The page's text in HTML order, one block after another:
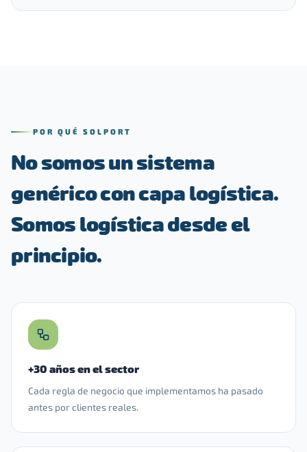
POR QUÉ SOLPORT
No somos un sistema
genérico con capa logística.
Somos logística desde el
principio.
+30 años en el sector
Cada regla de negocio que implementamos ha pasado
antes por clientes reales.